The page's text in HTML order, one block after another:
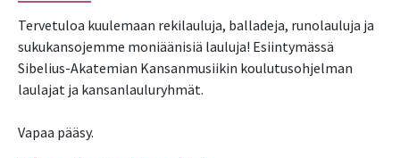
Tervetuloa kuulemaan rekilauluja, balladeja, runolauluja ja
sukukansojemme moniäänisiä lauluja! Esiintymässä
Sibelius-Akatemian Kansanmusiikin koulutusohjelman
laulajat ja kansanlauluryhmät.
Vapaa pääsy.